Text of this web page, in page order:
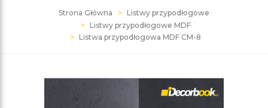
Strona Główna
Listwy przypodłogowe
Listwy przypodłogowe MDF
Listwa przypodłogowa MDF CM-8